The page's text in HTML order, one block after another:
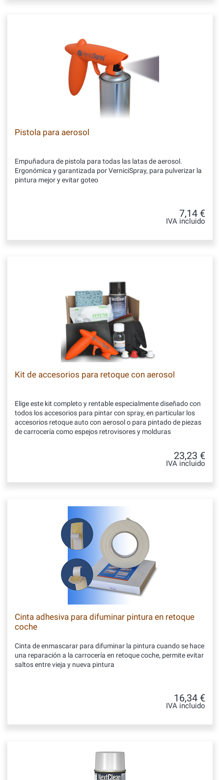
Pistola para aerosol
Empuñadura de pistola para todas las latas de aerosol.
Ergonómica y garantizada por VerniciSpray, para pulverizar la
pintura mejor y evitar goteo
7,14 €
IVA incluido
Kit de accesorios para retoque con aerosol
Elige este kit completo y rentable especialmente diseñado con
todos los accesorios para pintar con spray, en particular los
accesorios retoque auto con aerosol o para pintado de piezas
de carrocería como espejos retrovisores y molduras
23,23 €
IVA incluido
Cinta adhesiva para difuminar pintura en retoque
coche
Cinta de enmascarar para difuminar la pintura cuando se hace
una reparación a la carrocería en retoque coche, permite evitar
saltos entre vieja y nueva pintura
16,34 €
IVA incluido